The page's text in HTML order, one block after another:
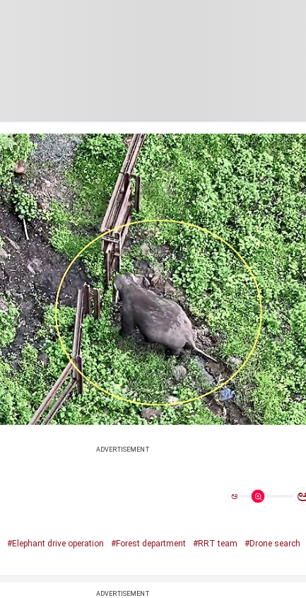
ADVERTISEMENT
ಅ
#Elephant drive operation #Forest department #RRT team
#Drone search
ADVERTISEMENT